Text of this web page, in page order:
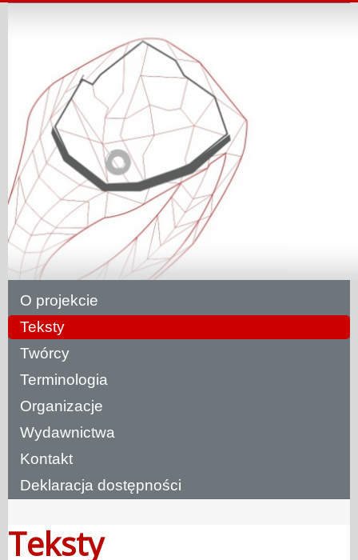
O projekcie
Teksty
Twórcy
Terminologia
Organizacje
Wydawnictwa
Kontakt
Deklaracja dostępności
Teksty